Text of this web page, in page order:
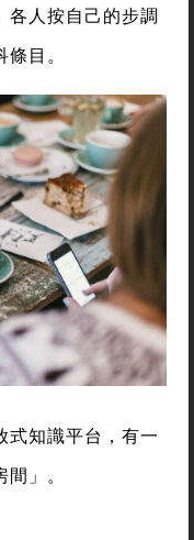
各人按自己的步調
目。
式知識平台，有一
」。